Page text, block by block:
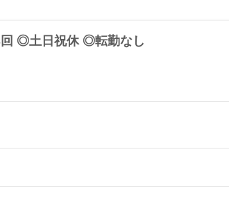
◎土日祝休 ◎転勤なし